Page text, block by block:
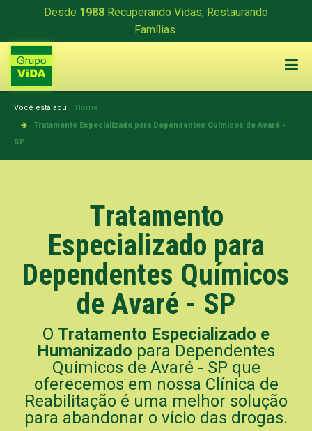
Desde 1988 Recuperando Vidas, Restaurando
Famílias.
Você está aqui: Home
Tratamento Especializado para Dependentes Químicos de Avaré -
SP
Tratamento
Especializado para
Dependentes Químicos
de Avaré - SP
O Tratamento Especializado e
Humanizado para Dependentes
Químicos de Avaré - SP que
oferecemos em nossa Clínica de
Reabilitação é uma melhor solução
para abandonar o vício das drogas.